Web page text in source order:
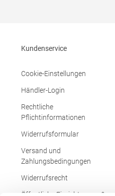
Kundenservice
Cookie-Einstellungen
Händler-Login
Rechtliche
Pflichtinformationen
Widerrufsformular
Versand und
Zahlungsbedingungen
Widerrufsrecht